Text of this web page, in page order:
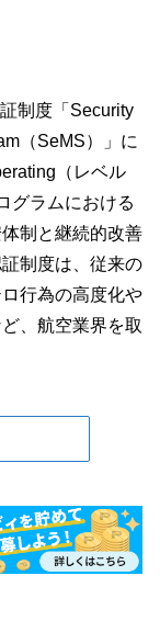
制度「Security
（SeMS）」に
（レベル
グラムにおける
制と継続的改善
制度は、従来の
行為の高度化や
、航空業界を取